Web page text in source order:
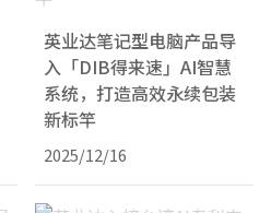
英业达笔记型电脑产品导
入「DIB得来速」AI智慧
系统，打造高效永续包装
新标竿
2025/12/16